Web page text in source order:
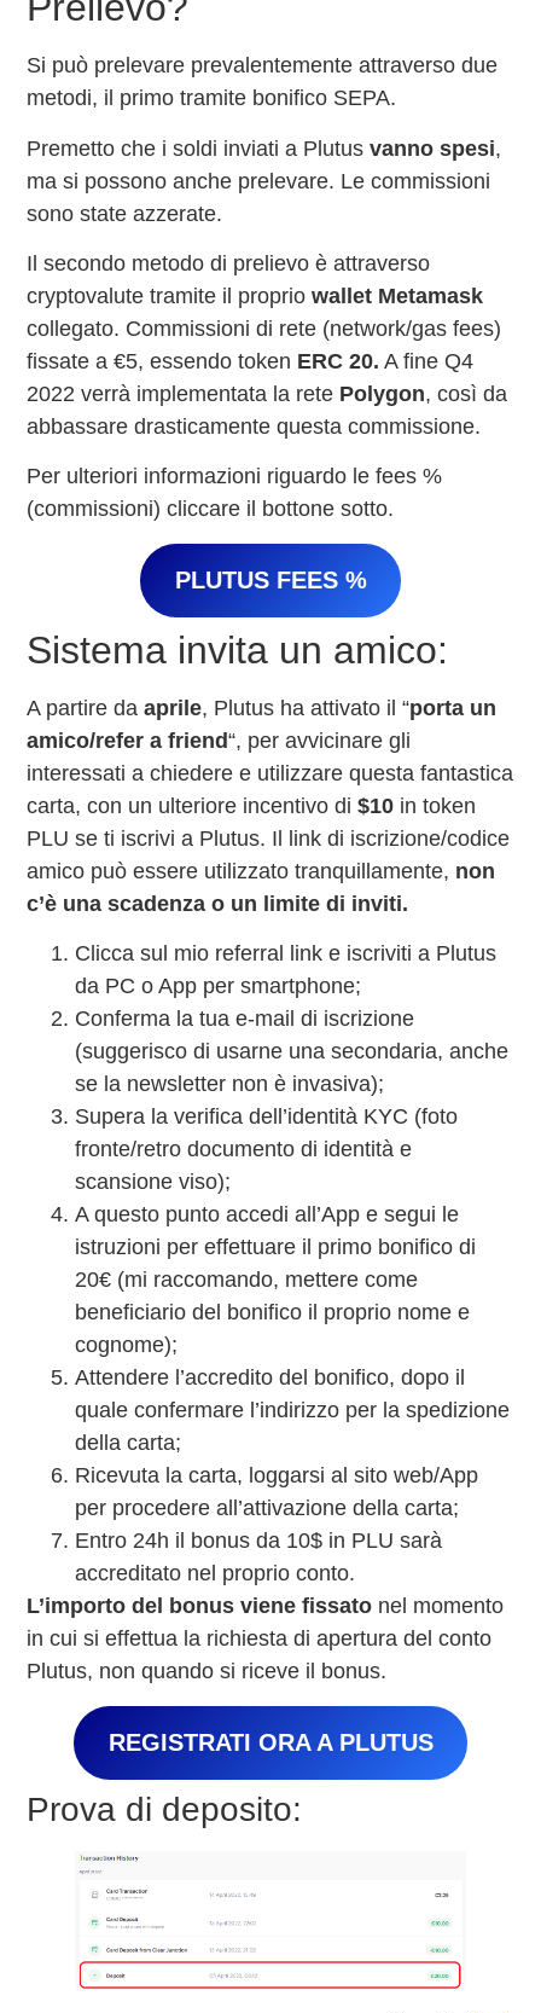
Si può prelevare prevalentemente attraverso due
metodi, il primo tramite bonifico SEPA.
Premetto che i soldi inviati a Plutusvanno spesi,
ma si possono anche prelevare. Le commissioni
sono state azzerate.
Il secondo metodo di prelievo è attraverso
cryptovalute tramite il propriowallet Metamask
collegato. Commissioni di rete (network/gas fees)
fissate a €5, essendo token ERC 20. A fine Q4
2022 verrà implementata la rete Polygon, così da
abbassare drasticamente questa commissione.
Per ulteriori informazioni riguardo le fees %
(commissioni) cliccare il bottone sotto.
PLUTUS FEES %
Sistema invita un amico:
A partire daaprile, Plutus ha attivato il “porta un
amico/refer a friend“, per avvicinare gli
interessati a chiedere e utilizzare questa fantastica
carta, con un ulteriore incentivo di$10 in token
PLU se ti iscrivi a Plutus. Il link di iscrizione/codice
amico può essere utilizzato tranquillamente, non
c’è una scadenza o un limite di inviti.
Clicca sul mio referral link e iscriviti a Plutus
da PC o App per smartphone;
Conferma la tua e-mail di iscrizione
(suggerisco di usarne una secondaria, anche
se la newsletter non è invasiva);
Supera la verifica dell’identità KYC (foto
fronte/retro documento di identità e
scansione viso);
A questo punto accedi all’App e segui le
istruzioni per effettuare il primo bonifico di
20€ (mi raccomando, mettere come
beneficiario del bonifico il proprio nome e
cognome);
Attendere l’accredito del bonifico, dopo il
quale confermare l’indirizzo per la spedizione
della carta;
Ricevuta la carta, loggarsi al sito web/App
per procedere all’attivazione della carta;
Entro 24h il bonus da 10$ in PLU sarà
accreditato nel proprio conto.
L’importo del bonus viene fissato nel momento
in cui si effettua la richiesta di apertura del conto
Plutus, non quando si riceve il bonus.
REGISTRATI ORA A PLUTUS
Prova di deposito: